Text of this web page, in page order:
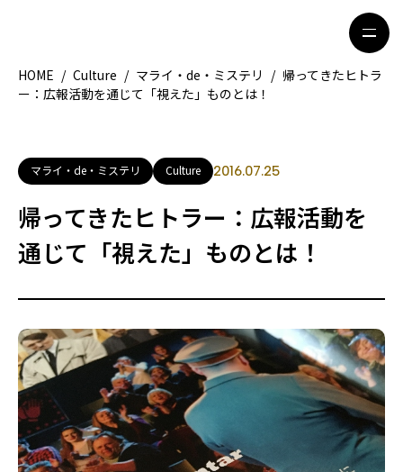
地域別ガイド
グルメ
観光ガイド
留学＆キャリア
ライフスタイル
ライター募集
HOME / Culture / マライ・de・ミステリ / 帰ってきたヒトラ
ー：広報活動を通じて「視えた」ものとは！
マライ・de・ミステリ Culture 2016.07.25
帰ってきたヒトラー：広報活動を
通じて「視えた」ものとは！